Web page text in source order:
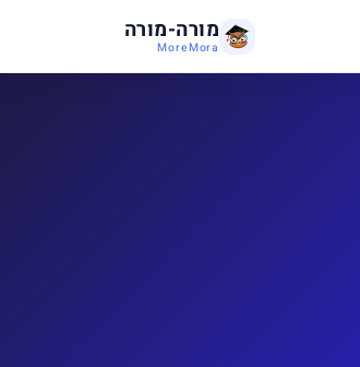
מורה-מורה
MoreMora